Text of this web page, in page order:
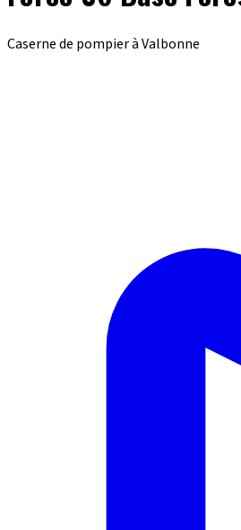
Caserne de pompier à Valbonne